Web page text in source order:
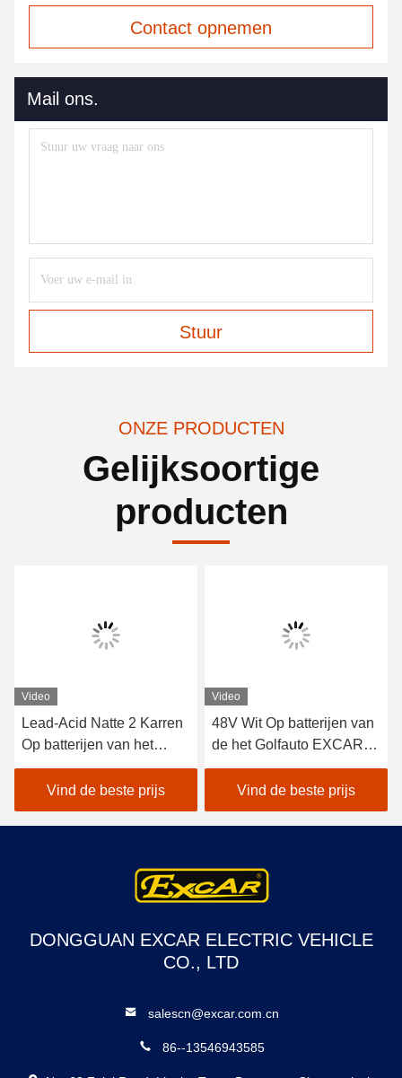
Contact opnemen
Mail ons.
Stuur
ONZE PRODUCTEN
Gelijksoortige
producten
Video
Lead-Acid Natte 2 Karren
Op batterijen van het
Zetelsgolf/Elektrisch
Autogolf Met fouten
Vind de beste prijs
Video
48V Wit Op batterijen van
de het Golfauto EXCAR
A1S6+2 van het
lithiumvoertuig het
Elektrische
Vind de beste prijs
DONGGUAN EXCAR ELECTRIC VEHICLE
CO., LTD
salescn@excar.com.cn
86--13546943585